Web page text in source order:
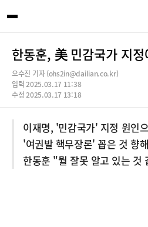
한동훈, 美 민감국가 지
오수진 기자 (ohs2in@dailian.co.kr)
입력 2025.03.17 11:38
수정 2025.03.17 13:18
이재명, '민감국가' 지정 원인
'여권발 핵무장론' 꼽은 것 향
한동훈 "뭘 잘못 알고 있는 것